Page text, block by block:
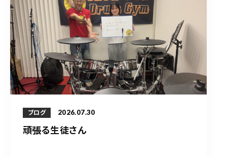
ブログ 2026.07.30
頑張る生徒さん